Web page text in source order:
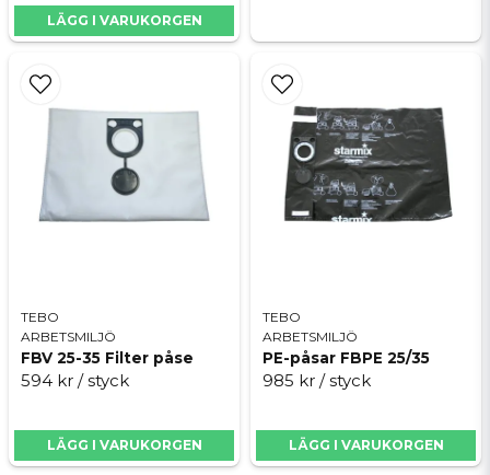
LÄGG I VARUKORGEN
TEBO
ARBETSMILJÖ
FBV 25-35 Filter påse
594 kr / styck
LÄGG I VARUKORGEN
TEBO
ARBETSMILJÖ
PE-påsar FBPE 25/35
985 kr / styck
LÄGG I VARUKORGEN